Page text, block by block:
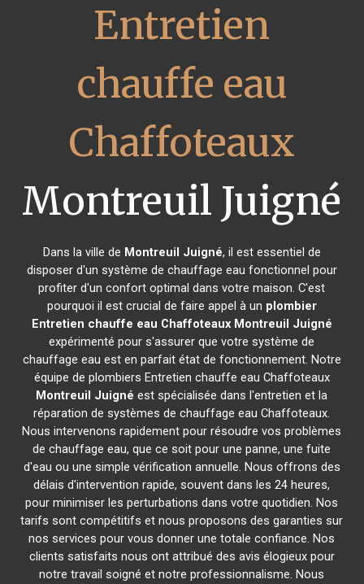
Entretien
chauffe eau
Chaffoteaux
Montreuil Juigné
Dans la ville de Montreuil Juigné, il est essentiel de
disposer d'un système de chauffage eau fonctionnel pour
profiter d'un confort optimal dans votre maison. C'est
pourquoi il est crucial de faire appel à un plombier
Entretien chauffe eau Chaffoteaux Montreuil Juigné
expérimenté pour s'assurer que votre système de
chauffage eau est en parfait état de fonctionnement. Notre
équipe de plombiers Entretien chauffe eau Chaffoteaux
Montreuil Juigné est spécialisée dans l'entretien et la
réparation de systèmes de chauffage eau Chaffoteaux.
Nous intervenons rapidement pour résoudre vos problèmes
de chauffage eau, que ce soit pour une panne, une fuite
d'eau ou une simple vérification annuelle. Nous offrons des
délais d'intervention rapide, souvent dans les 24 heures,
pour minimiser les perturbations dans votre quotidien. Nos
tarifs sont compétitifs et nous proposons des garanties sur
nos services pour vous donner une totale confiance. Nos
clients satisfaits nous ont attribué des avis élogieux pour
notre travail soigné et notre professionnalisme. Nous